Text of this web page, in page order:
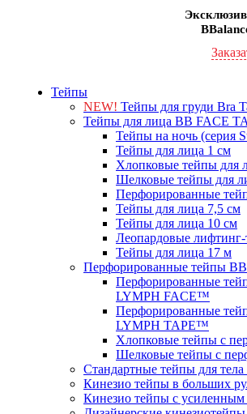
Тейпы
NEW! Тейпы для груди Bra
Тейпы для лица BB FACE
Тейпы на ночь (серия
Тейпы для лица 1 см
Хлопковые тейпы для
Шелковые тейпы для
Перфорированные
Тейпы для лица 7,5 см
Тейпы для лица 10 см
Леопардовые
Тейпы для лица 17 м
Перфорированные тейпы
Перфорированные
LYMPH FACE™
Перфорированные
LYMPH TAPE™
Хлопковые тейпы с
Шелковые тейпы с
Стандартные тейпы для
Кинезио тейпы в больших
Кинезио тейпы с усиленным